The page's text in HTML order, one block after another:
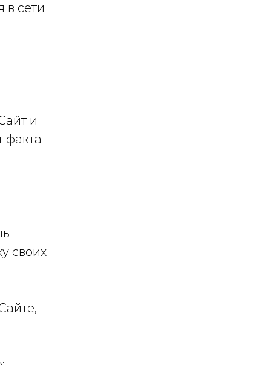
в сети
и
факта
своих